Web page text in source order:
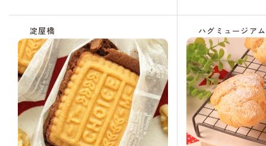
淀屋橋 ハグミュージアム